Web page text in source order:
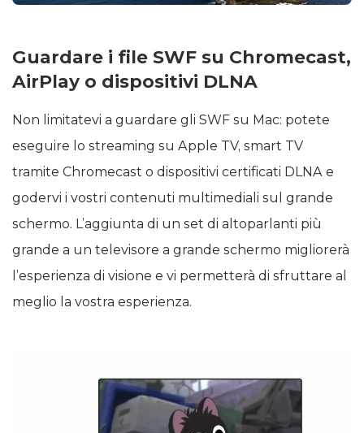
Guardare i file SWF su Chromecast,
AirPlay o dispositivi DLNA
Non limitatevi a guardare gli SWF su Mac: potete
eseguire lo streaming su Apple TV, smart TV
tramite Chromecast o dispositivi certificati DLNA e
godervi i vostri contenuti multimediali sul grande
schermo. L’aggiunta di un set di altoparlanti più
grande a un televisore a grande schermo migliorerà
l’esperienza di visione e vi permetterà di sfruttare al
meglio la vostra esperienza.